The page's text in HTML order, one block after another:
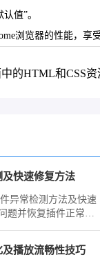
值”。
浏览器的性能，
中的HTML和CSS资
快速修复方法
异常检测方法及快速
题并恢复插件正常运
播放流畅性技巧